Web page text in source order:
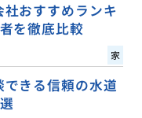
おすすめランキ
を徹底比較
家
きる信頼の水道